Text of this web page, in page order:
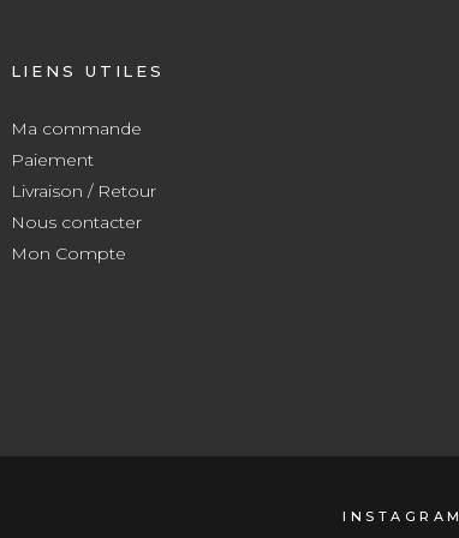
LIENS UTILES
Ma commande
Paiement
Livraison / Retour
Nous contacter
Mon Compte
INSTAGRAM